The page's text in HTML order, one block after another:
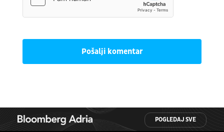
Pošalji komentar
POGLEDAJ SVE